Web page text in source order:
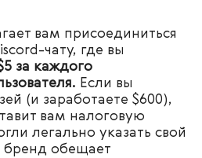
вам присоединиться
чату, где вы
за каждого
Если вы
(и заработаете $600),
вам налоговую
легально указать свой
бренд обещает